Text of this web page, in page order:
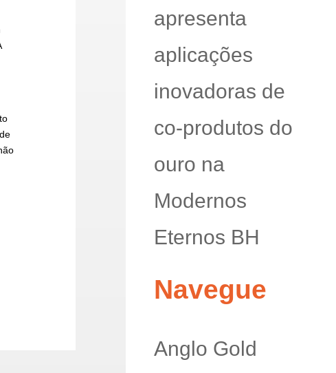
apresenta
aplicações
inovadoras de
co-produtos do
ouro na
Modernos
Eternos BH
Navegue
Anglo Gold